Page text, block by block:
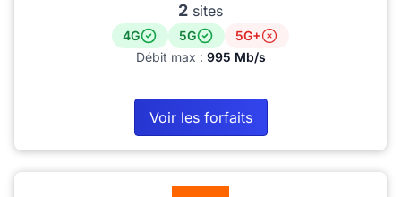
2 sites
4G 5G
5G+
Débit max : 995 Mb/s
Voir les forfaits